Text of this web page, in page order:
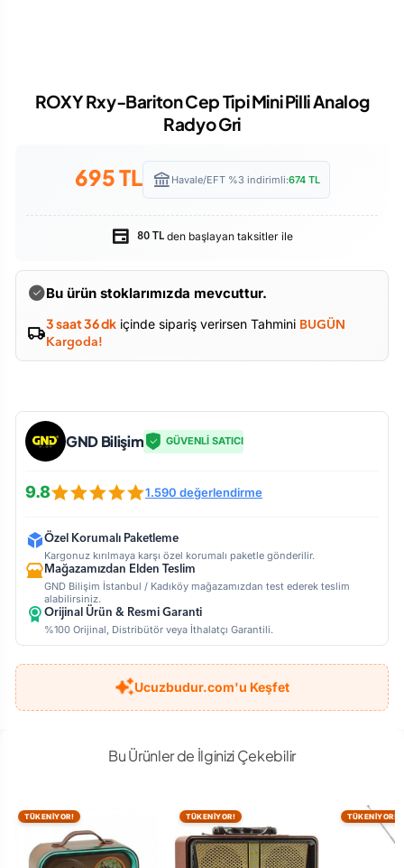
ROXY Rxy-Bariton Cep Tipi Mini Pilli Analog
Radyo Gri
695TL Havale/EFT %3 indirimli:674TL
80 TL den başlayan taksitler ile
Bu ürün stoklarımızda mevcuttur.
3 saat 36 dk içinde sipariş verirsen Tahmini BUGÜN
Kargoda!
GND Bilişim GÜVENLİ SATICI
9.8 1.590 değerlendirme
Özel Korumalı Paketleme
Kargonuz kırılmaya karşı özel korumalı paketle gönderilir.
Mağazamızdan Elden Teslim
GND Bilişim İstanbul / Kadıköy mağazamızdan test ederek teslim
alabilirsiniz.
Orijinal Ürün & Resmi Garanti
%100 Orijinal, Distribütör veya İthalatçı Garantili.
Ucuzbudur.com'u Keşfet
Bu Ürünler de İlginizi Çekebilir
TÜKENİYOR! TÜKENİYOR! TÜKENİYOR!